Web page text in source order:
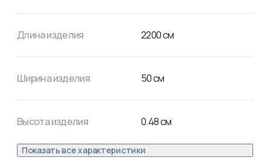
Длина изделия 2200см
Ширина изделия 50см
Высота изделия 0.48см
Показать все характеристики